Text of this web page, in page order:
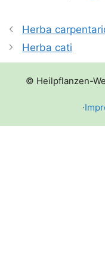
Herba
Herba cati
© Heilpflanzen-
·